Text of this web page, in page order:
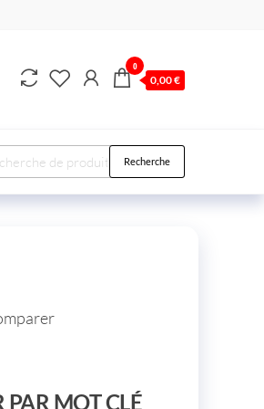
0
0,00 €
Recherche
PAR MOT CLÉ